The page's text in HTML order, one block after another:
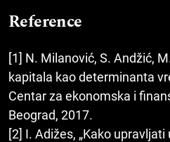
Reference
[1] N. Milanović, S. Andžić,
kapitala kao determinanta
Centar za ekonomska i
Beograd, 2017.
[2] I. Adižes, „Kako